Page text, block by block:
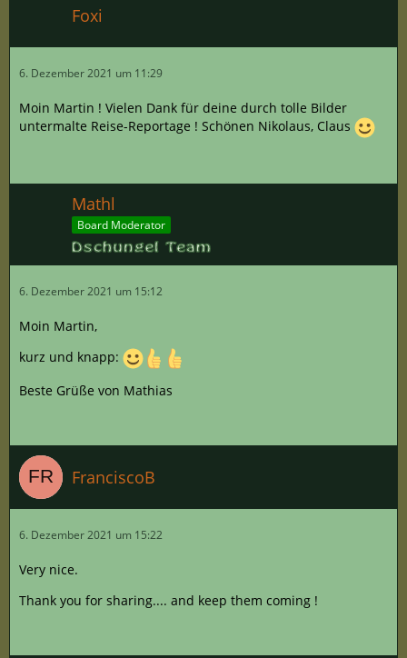
Foxi
6. Dezember 2021 um 11:29
Moin Martin ! Vielen Dank für deine durch tolle Bilder
untermalte Reise-Reportage ! Schönen Nikolaus, Claus
Mathl
Board Moderator
6. Dezember 2021 um 15:12
Moin Martin,
kurz und knapp:
Beste Grüße von Mathias
FranciscoB
6. Dezember 2021 um 15:22
Very nice.
Thank you for sharing.... and keep them coming !